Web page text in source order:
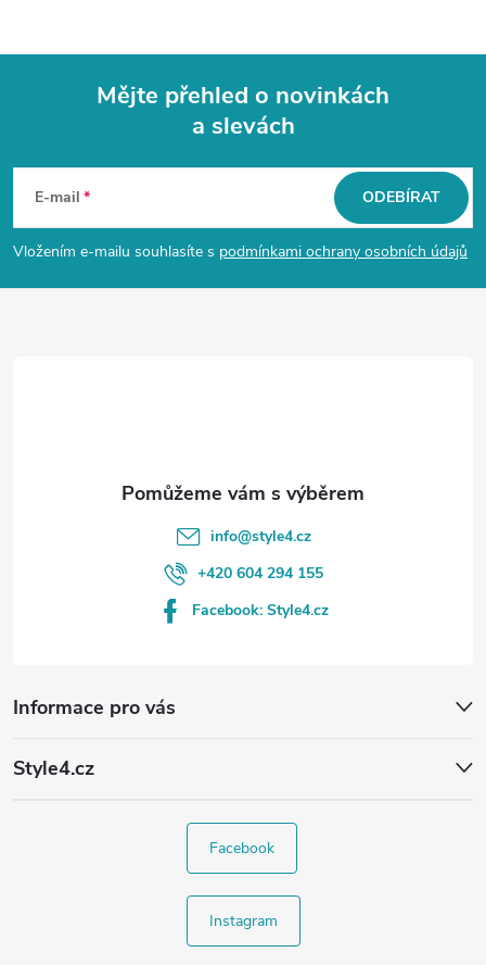
p
Mějte přehled o novinkách
a slevách
E-mail
Vložením e-mailu souhlasíte s podmínkami ochrany osobních údajů
ODEBÍRAT
Informace pro vás
Style4.cz
info@style4.cz
+420 604 294 155
Facebook: Style4.cz
Facebook
Instagram